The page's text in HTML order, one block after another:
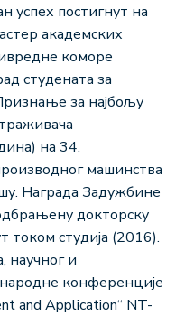
успех постигнут на
академских
коморе
студената за
за најбољу
на 34.
машинства
Награда Задужбине
докторску
током студија (2016).
научног и
конференције
and Application“ NT-